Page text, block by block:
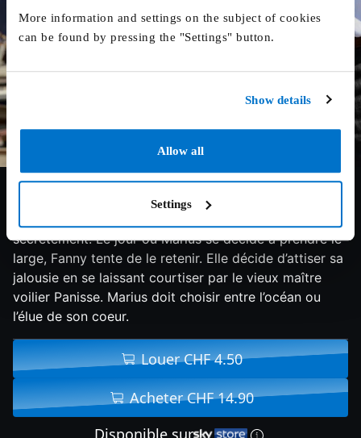
More information and settings on the subject of cookies
can be found by pressing the "Settings" button.
Show details
Allow all
Settings
6.4/10 2013 93 min Drame
secrètement. Le jour où Marius se décide à prendre le
large, Fanny tente de le retenir. Elle décide d’attiser sa
jalousie en se laissant courtiser par le vieux maître
voilier Panisse. Marius doit choisir entre l’océan ou
l’élue de son coeur.
Louer CHF 4.50
Acheter CHF 14.90
Disponible sur